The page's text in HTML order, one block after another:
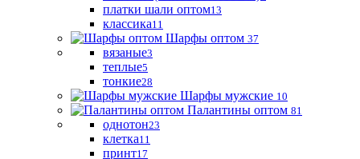
платки шали оптом13
классика11
Шарфы оптом 37
вязаные3
теплые5
тонкие28
Шарфы мужские 10
Палантины оптом 81
однотон23
клетка11
принт17